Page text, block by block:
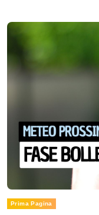
Prima Pagina